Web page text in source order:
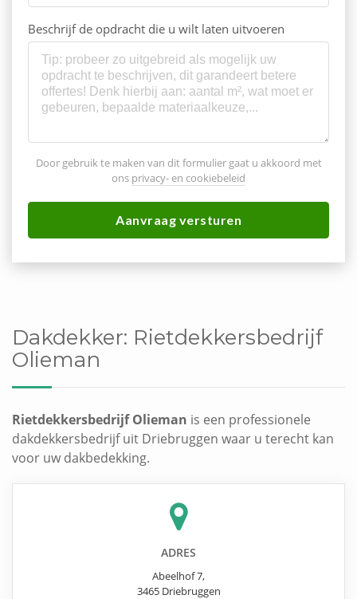
Beschrijf de opdracht die u wilt laten uitvoeren
Door gebruik te maken van dit formulier gaat u akkoord met
ons privacy- en cookiebeleid
Aanvraag versturen
Dakdekker: Rietdekkersbedrijf
Olieman
Rietdekkersbedrijf Olieman is een professionele
dakdekkersbedrijf uit Driebruggen waar u terecht kan
voor uw dakbedekking.
ADRES
Abeelhof 7,
3465 Driebruggen